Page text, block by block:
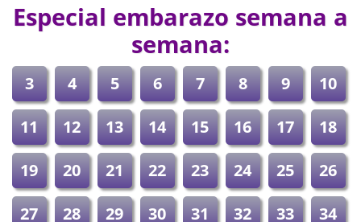
Especial embarazo semana a
semana:
3 4 5 6 7 8 9
10
11
12 13 14 15 16 17
18
19
20 21 22 23 24 25
26
27
28 29 30 31 32 33
34